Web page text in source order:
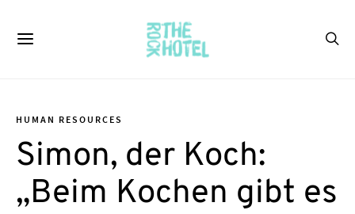
HUMAN RESOURCES
Simon, der Koch:
„Beim Kochen gibt es